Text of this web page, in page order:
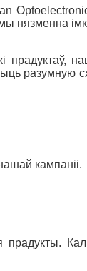
нязменна
разумную
кампаніі.